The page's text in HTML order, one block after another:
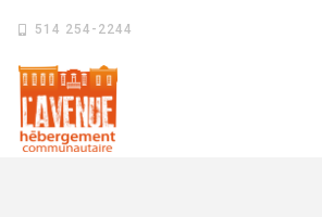
514 254-2244